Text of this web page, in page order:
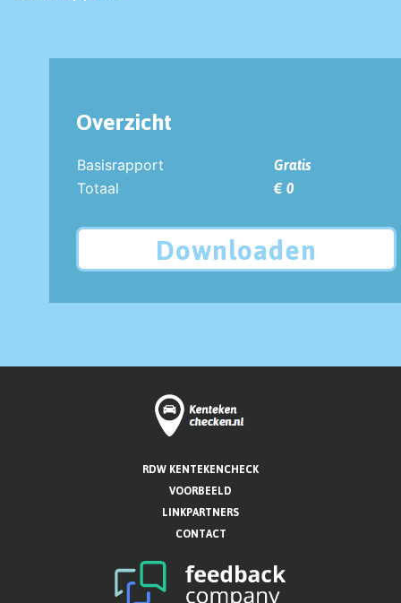
Overzicht
Basisrapport
Gratis
Totaal
€ 0
Downloaden
RDW KENTEKENCHECK
VOORBEELD
LINKPARTNERS
CONTACT